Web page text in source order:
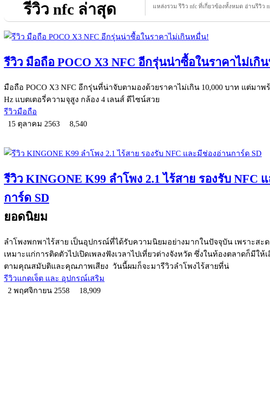
รีวิว nfc ล่าสุด แหล่งรวม รีวิว nfc ที่เกี่ยวข้องทั้งหมด อ่านรีวิว
รีวิว มือถือ POCO X3 NFC อีกรุ่นน่าซื้อในราคาไม่เกิ
มือถือ POCO X3 NFC อีกรุ่นที่น่าจับตามองด้วยราคาไม่เกิน 10,000 บาท แต่มาพ
Hz แบตเตอรี่ความจุสูง กล้อง 4 เลนส์ ดีไซน์สวย
รีวิวมือถือ
15 ตุลาคม 2563
8,540
รีวิว KINGONE K99 ลำโพง 2.1 ไร้สาย รองรับ NFC
การ์ด SD
ยอดนิยม
ลำโพงพกพาไร้สาย เป็นอุปกรณ์ที่ได้รับความนิยมอย่างมากในปัจจุบัน เพราะสะ
เหมาะแก่การติดตัวไปเปิดเพลงฟังเวลาไปเที่ยวต่างจังหวัด ซึ่งในท้องตลาดก็มีใ
ตามคุณสมับติและคุณภาพเสียง วันนี้ผมก็จะมารีวิวลำโพงไร้สายที่น่
รีวิวแกดเจ็ต และ อุปกรณ์เสริม
2 พฤศจิกายน 2558
18,909